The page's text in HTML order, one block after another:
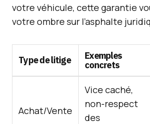
votre véhicule, cette garantie
votre ombre sur l’asphalte
Type de litige
Exemples
concrets
Achat/Vente
Vice caché,
non-respect
des